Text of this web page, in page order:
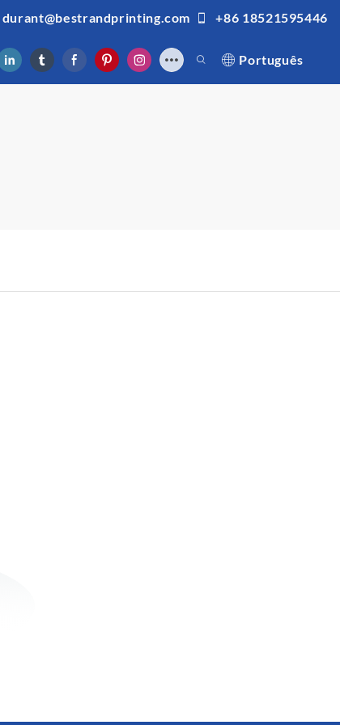
durant@bestrandprinting.com +86 18521595446
Português